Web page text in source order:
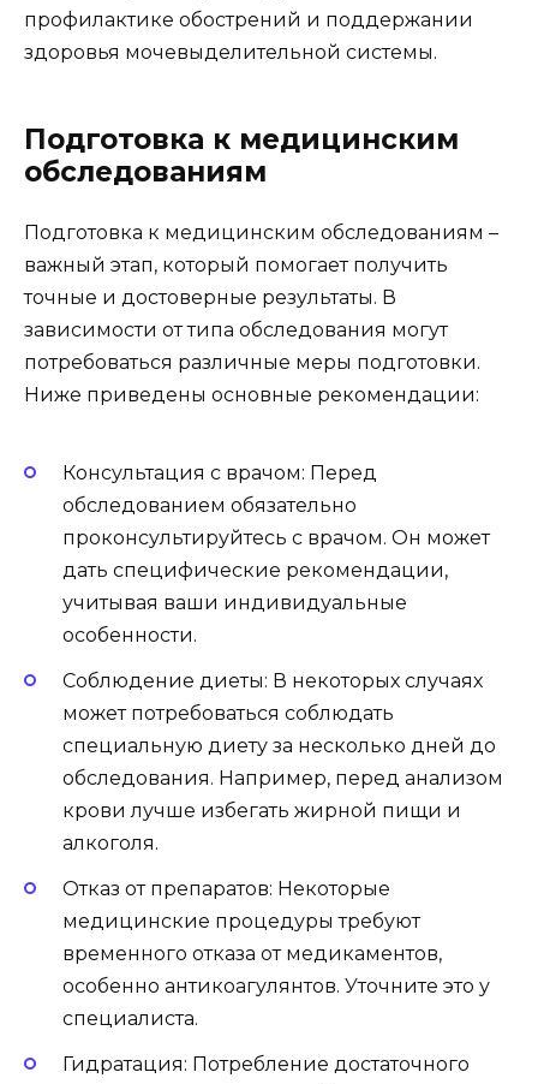
профилактике обострений и поддержании
здоровья мочевыделительной системы.
Подготовка к медицинским
обследованиям
Подготовка к медицинским обследованиям –
важный этап, который помогает получить
точные и достоверные результаты. В
зависимости от типа обследования могут
потребоваться различные меры подготовки.
Ниже приведены основные рекомендации:
Консультация с врачом: Перед
обследованием обязательно
проконсультируйтесь с врачом. Он может
дать специфические рекомендации,
учитывая ваши индивидуальные
особенности.
Соблюдение диеты: В некоторых случаях
может потребоваться соблюдать
специальную диету за несколько дней до
обследования. Например, перед анализом
крови лучше избегать жирной пищи и
алкоголя.
Отказ от препаратов: Некоторые
медицинские процедуры требуют
временного отказа от медикаментов,
особенно антикоагулянтов. Уточните это у
специалиста.
Гидратация: Потребление достаточного